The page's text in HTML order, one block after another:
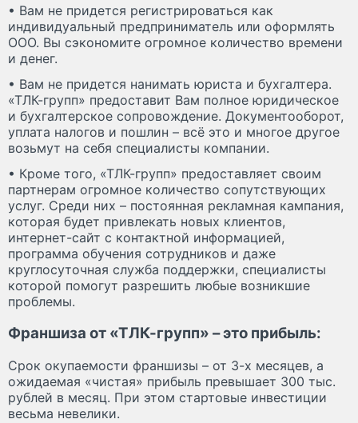
• Вам не придется регистрироваться как
индивидуальный предприниматель или оформлять
ООО. Вы сэкономите огромное количество времени
и денег.
• Вам не придется нанимать юриста и бухгалтера.
«ТЛК-групп» предоставит Вам полное юридическое
и бухгалтерское сопровождение. Документооборот,
уплата налогов и пошлин – всё это и многое другое
возьмут на себя специалисты компании.
• Кроме того, «ТЛК-групп» предоставляет своим
партнерам огромное количество сопутствующих
услуг. Среди них – постоянная рекламная кампания,
которая будет привлекать новых клиентов,
интернет-сайт с контактной информацией,
программа обучения сотрудников и даже
круглосуточная служба поддержки, специалисты
которой помогут разрешить любые возникшие
проблемы.
Франшиза от «ТЛК-групп» – это прибыль:
Срок окупаемости франшизы – от 3-х месяцев, а
ожидаемая «чистая» прибыль превышает 300 тыс.
рублей в месяц. При этом стартовые инвестиции
весьма невелики.